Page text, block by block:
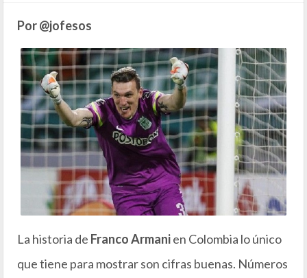
Por @jofesos
La historia de Franco Armanien Colombia lo único
que tiene para mostrar son cifras buenas. Números